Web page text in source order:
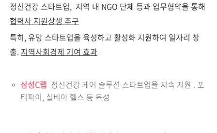
정신건강 스타트업, 지역 내 NGO 단체 등과 업무협약을 통해
협력사 지원상생 추구
특히, 유망 스타트업을 육성하고 활성화 지원하여 일자리 창
출. 지역사회경제 기여 효과
삼성C랩 정신건강 케어 솔루션 스타트업을 지속 지원 . 포
티파이, 실비아 헬스 등 육성